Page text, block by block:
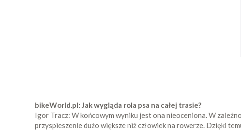
bikeWorld.pl: Jak wygląda rola psa na całej trasie?
Igor Tracz: W końcowym wyniku jest ona nieoceniona. W
przyspieszenie dużo większe niż człowiek na rowerze. Dzięki